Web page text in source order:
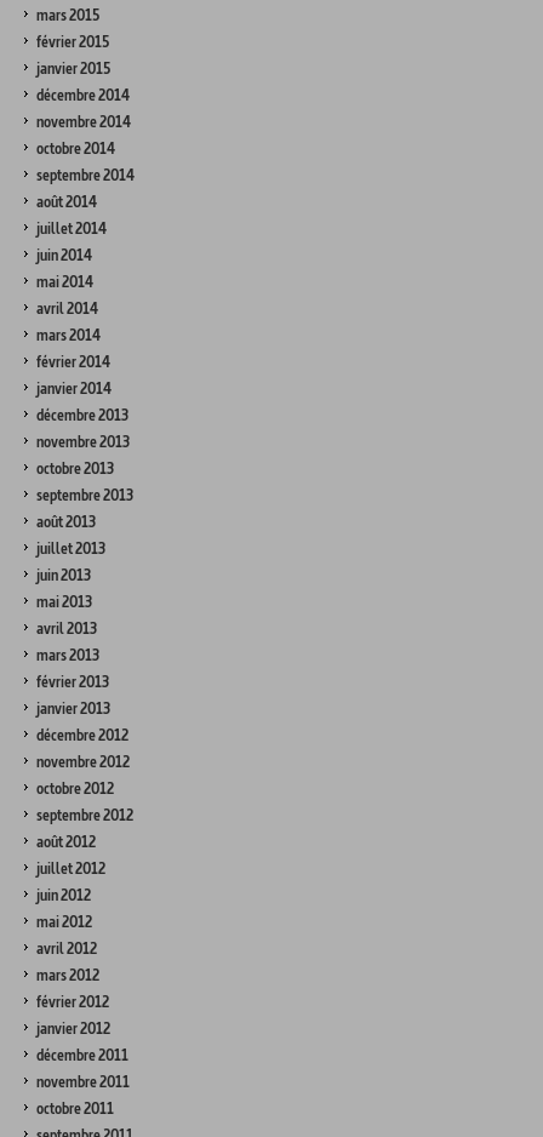
mars 2015
février 2015
janvier 2015
décembre 2014
novembre 2014
octobre 2014
septembre 2014
août 2014
juillet 2014
juin 2014
mai 2014
avril 2014
mars 2014
février 2014
janvier 2014
décembre 2013
novembre 2013
octobre 2013
septembre 2013
août 2013
juillet 2013
juin 2013
mai 2013
avril 2013
mars 2013
février 2013
janvier 2013
décembre 2012
novembre 2012
octobre 2012
septembre 2012
août 2012
juillet 2012
juin 2012
mai 2012
avril 2012
mars 2012
février 2012
janvier 2012
décembre 2011
novembre 2011
octobre 2011